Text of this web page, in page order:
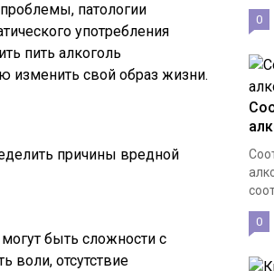
патологии
употребления
пить алкоголь
изменить свой образ жизни.
причины вредной
быть сложности с
воли, отсутствие
0
0